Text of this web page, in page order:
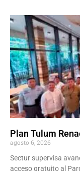
Plan Tulum
agosto 6, 2026
Sectur supervisa
acceso gratuito al